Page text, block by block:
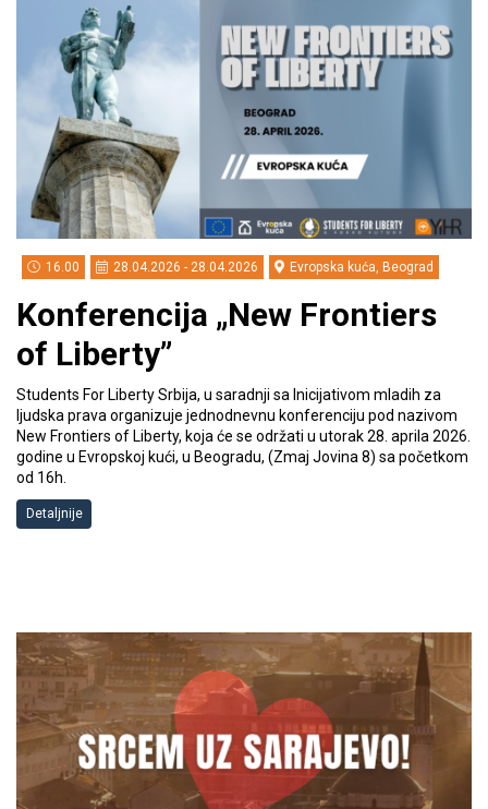
16.00 28.04.2026 - 28.04.2026 Evropska kuća, Beograd
Konferencija „New Frontiers
of Liberty”
Students For Liberty Srbija, u saradnji sa Inicijativom mladih za
ljudska prava organizuje jednodnevnu konferenciju pod nazivom
New Frontiers of Liberty, koja će se održati u utorak 28. aprila 2026.
godine u Evropskoj kući, u Beogradu, (Zmaj Jovina 8) sa početkom
od 16h.
Detaljnije